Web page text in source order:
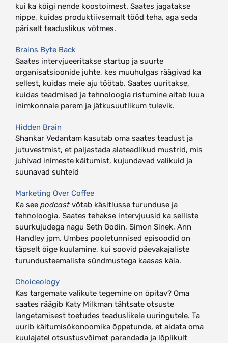
kui ka kõigi nende koostoimest. Saates jagatakse
nippe, kuidas produktiivsemalt tööd teha, aga seda
päriselt teaduslikus võtmes.
Brains Byte Back
Saates intervjueeritakse startup ja suurte
organisatsioonide juhte, kes muuhulgas räägivad ka
sellest, kuidas meie aju töötab. Saates uuritakse,
kuidas teadmised ja tehnoloogia ristumine aitab luua
inimkonnale parem ja jätkusuutlikum tulevik.
Hidden Brain
Shankar Vedantam kasutab oma saates teadust ja
jutuvestmist, et paljastada alateadlikud mustrid, mis
juhivad inimeste käitumist, kujundavad valikuid ja
suunavad suhteid
Marketing Over Coffee
Ka see podcast võtab käsitlusse turunduse ja
tehnoloogia. Saates tehakse intervjuusid ka selliste
suurkujudega nagu Seth Godin, Simon Sinek, Ann
Handley jpm. Umbes pooletunnised episoodid on
täpselt õige kuulamine, kui soovid päevakajaliste
turundusteemaliste sündmustega kaasas käia.
Choiceology
Kas targemate valikute tegemine on õpitav? Oma
saates räägib Katy Milkman tähtsate otsuste
langetamisest toetudes teaduslikele uuringutele. Ta
uurib käitumisökonoomika õppetunde, et aidata oma
kuulajatel otsustusvõimet parandada ja lõplikult